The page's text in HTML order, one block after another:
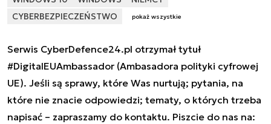
CYBERBEZPIECZEŃSTWO
pokaż wszystkie
Serwis CyberDefence24.pl otrzymał tytuł
#DigitalEUAmbassador (Ambasadora polityki cyfrowej
UE). Jeśli są sprawy, które Was nurtują; pytania, na
które nie znacie odpowiedzi; tematy, o których trzeba
napisać – zapraszamy do kontaktu. Piszcie do nas na: